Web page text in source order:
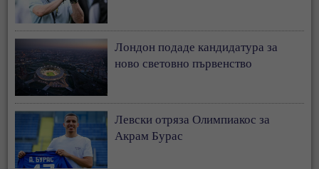
Лондон подаде кандидатура за
ново световно първенство
Левски отряза Олимпиакос за
Акрам Бурас